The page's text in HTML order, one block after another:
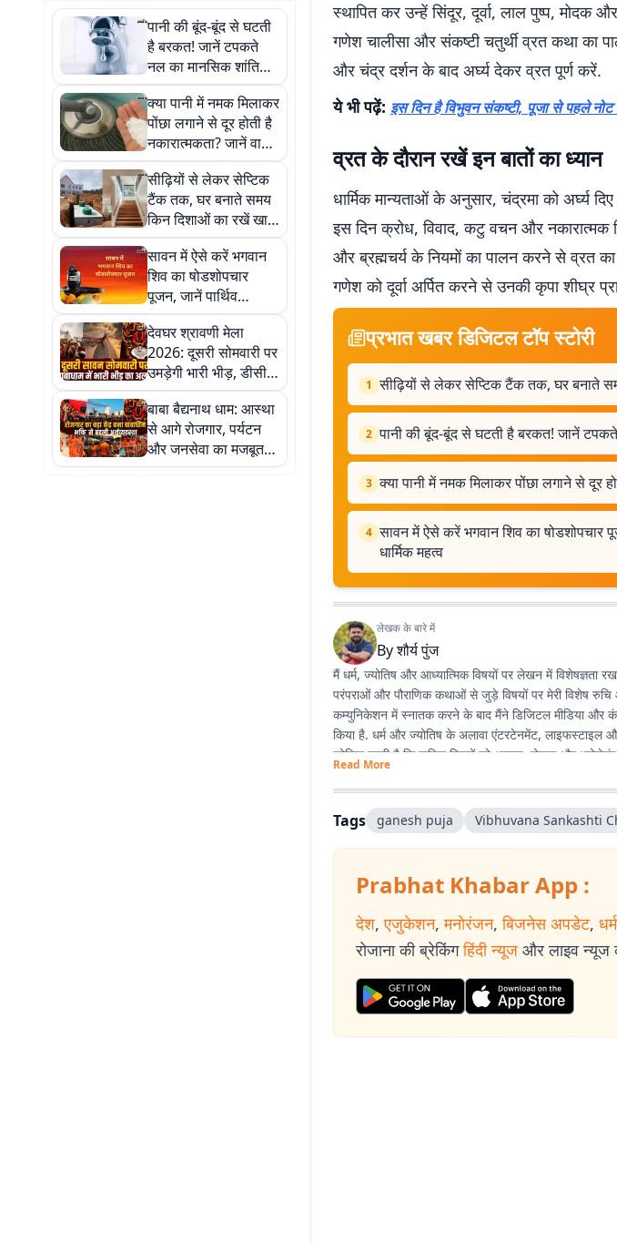
पानी की बूंद-बूंद से घटती
है बरकत! जानें टपकते
नल का मानसिक शांति
और जेब पर असर
क्या पानी में नमक मिलाकर
पोंछा लगाने से दूर होती है
नकारात्मकता? जानें वास्तु
का सच
सीढ़ियों से लेकर सेप्टिक
टैंक तक, घर बनाते समय
किन दिशाओं का रखें खास
ध्यान?
सावन में ऐसे करें भगवान
शिव का षोडशोपचार
पूजन, जानें पार्थिव
शिवलिंग बनाने की सही
विधि और धार्मिक महत्व
देवघर श्रावणी मेला
2026: दूसरी सोमवारी पर
उमड़ेगी भारी भीड़, डीसी ने
रूट लाइनिंग, ट्रैफिक और
सुरक्षा व्यवस्था को लेकर
दिए सख्त निर्देश
बाबा बैद्यनाथ धाम: आस्था
से आगे रोजगार, पर्यटन
और जनसेवा का मजबूत
केंद्र बना देवघर
स्थापित कर उन्हें सिंदूर, दूर्वा, लाल पुष्प,
गणेश चालीसा और संकष्टी चतुर्थी व्रत कथा का
और चंद्र दर्शन के बाद अर्घ्य देकर व्रत पूर्ण करें.
ये भी पढ़ें: इस दिन है विभुवन संकष्टी, पूजा से पहले
व्रत के दौरान रखें इन बातों का ध्यान
धार्मिक मान्यताओं के अनुसार, चंद्रमा को अर्घ्य दिए
इस दिन क्रोध, विवाद, कटु वचन और नकारात्मक
और ब्रह्मचर्य के नियमों का पालन करने से व्रत
गणेश को दूर्वा अर्पित करने से उनकी कृपा शीघ्र
प्रभात खबर डिजिटल टॉप स्टोरी
1 सीढ़ियों से लेकर सेप्टिक टैंक तक, घर बनाते
2 पानी की बूंद-बूंद से घटती है बरकत! जानें
3 क्या पानी में नमक मिलाकर पोंछा लगाने से दूर
4 सावन में ऐसे करें भगवान शिव का षोडशोपचार
धार्मिक महत्व
लेखक के बारे में
Byशौर्य पुंज
मैं धर्म, ज्योतिष और आध्यात्मिक विषयों पर लेखन में विशेषज्ञता
परंपराओं और पौराणिक कथाओं से जुड़े विषयों पर मेरी विशेष
कम्युनिकेशन में स्नातक करने के बाद मैंने डिजिटल मीडिया और
किया है. धर्म और ज्योतिष के अलावा एंटरटेनमेंट, लाइफस्टाइल
कोशिश रहती है कि जटिल विषयों को आसान, रोचक और
Read More
Tags ganesh puja Vibhuvana Sankashti
Prabhat Khabar App :
देश, एजुकेशन, मनोरंजन, बिजनेस अपडेट, धर्म
रोजाना की ब्रेकिंग हिंदी न्यूज और लाइव न्यूज